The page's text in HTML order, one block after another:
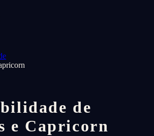
de
e Capricorn